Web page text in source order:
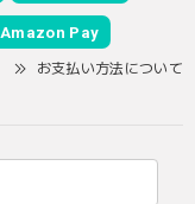
Amazon Pay
お支払い方法について